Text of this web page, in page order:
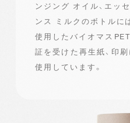
ンジング オイル、エッ
ンス ミルクのボトルに
使用したバイオマス
証を受けた再生紙、印
使用しています。